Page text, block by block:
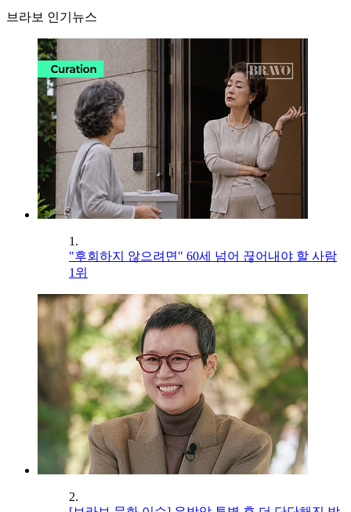
브라보 인기뉴스
1.
"후회하지 않으려면" 60세 넘어 끊어내야 할 사람
1위
2.